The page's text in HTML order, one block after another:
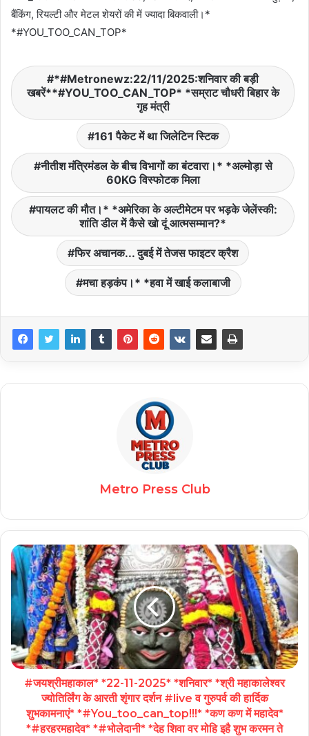
बैंकिंग, रियल्टी और मेटल शेयरों की में ज्यादा बिकवाली।*
*#YOU_TOO_CAN_TOP*
*#Metronewz:22/11/2025:शनिवार की बड़ी
खबरें**#YOU_TOO_CAN_TOP* *सम्राट चौधरी बिहार के
गृह मंत्री
161 पैकेट में था जिलेटिन स्टिक
नीतीश मंत्रिमंडल के बीच विभागों का बंटवारा।* *अल्मोड़ा से
60KG विस्फोटक मिला
पायलट की मौत।* *अमेरिका के अल्टीमेटम पर भड़के जेलेंस्की:
शांति डील में कैसे खो दूं आत्मसम्मान?*
फिर अचानक... दुबई में तेजस फाइटर क्रैश
मचा हड़कंप।* *हवा में खाई कलाबाजी
Metro Press Club
#जयश्रीमहाकाल* *22-11-2025* *शनिवार* *श्री महाकालेश्वर
ज्योतिर्लिंग के आरती शृंगार दर्शन #live व गुरुपर्व की हार्दिक
शुभकामनाएं* *#You_too_can_top!!!* *कण कण में महादेव*
*#हरहरमहादेव* *#भोलेदानी* *देह शिवा वर मोहि इहै शुभ करमन ते